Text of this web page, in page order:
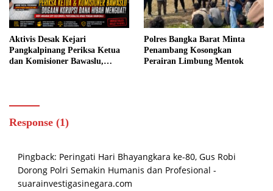
Aktivis Desak Kejari
Pangkalpinang Periksa Ketua
dan Komisioner Bawaslu,
Polres Bangka Barat Minta
Penambang Kosongkan
Perairan Limbung Mentok
Response (1)
Pingback: Peringati Hari Bhayangkara ke-80, Gus Robi
Dorong Polri Semakin Humanis dan Profesional -
suarainvestigasinegara.com